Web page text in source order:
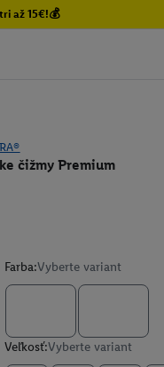
až 15€!💰
čižmy Premium
Farba:Vyberte variant
Veľkosť:Vyberte variant